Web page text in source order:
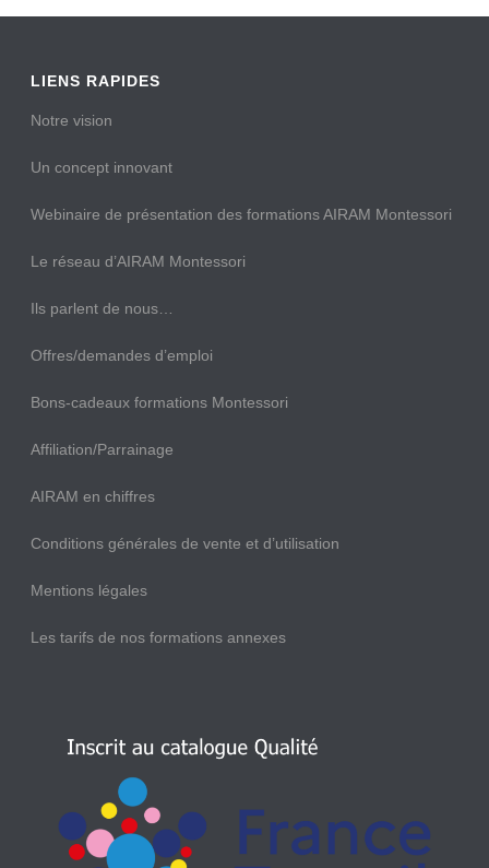
LIENS RAPIDES
Notre vision
Un concept innovant
Webinaire de présentation des formations AIRAM Montessori
Le réseau d’AIRAM Montessori
Ils parlent de nous…
Offres/demandes d’emploi
Bons-cadeaux formations Montessori
Affiliation/Parrainage
AIRAM en chiffres
Conditions générales de vente et d’utilisation
Mentions légales
Les tarifs de nos formations annexes